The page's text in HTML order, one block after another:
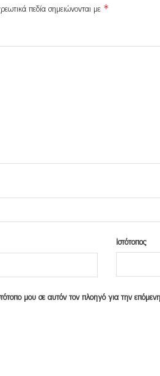
πεδία σημειώνονται με *
Ιστότοπος
μου σε αυτόν τον πλοηγό για την